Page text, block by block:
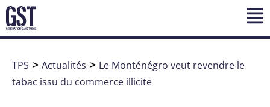
TPS > Actualités > Le Monténégro veut revendre le
tabac issu du commerce illicite